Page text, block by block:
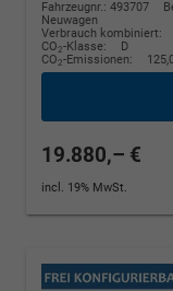
Fahrzeugnr.: 493707
Neuwagen
Verbrauch kombiniert:
CO2-Klasse:
D
CO2-Emissionen:
19.880,– €
incl. 19% MwSt.